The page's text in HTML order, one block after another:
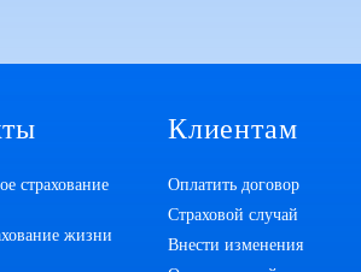
страхование
жизни
Клиентам
Оплатить договор
Страховой случай
Внести изменения